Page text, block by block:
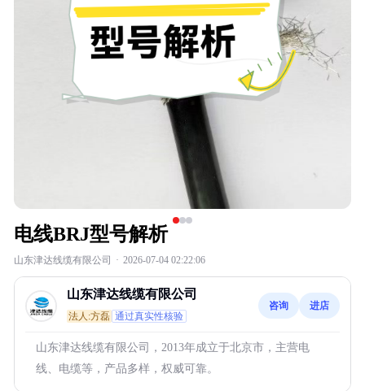
电线BRJ型号解析
山东津达线缆有限公司 · 2026-07-04 02:22:06
山东津达线缆有限公司
法人:方磊 通过真实性核验
咨询 进店
山东津达线缆有限公司，2013年成立于北京市，主营电
线、电缆等，产品多样，权威可靠。